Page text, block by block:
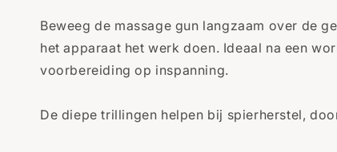
Beweeg de massage gun langzaam over de
het apparaat het werk doen. Ideaal na een
voorbereiding op inspanning.
De diepe trillingen helpen bij spierherstel,